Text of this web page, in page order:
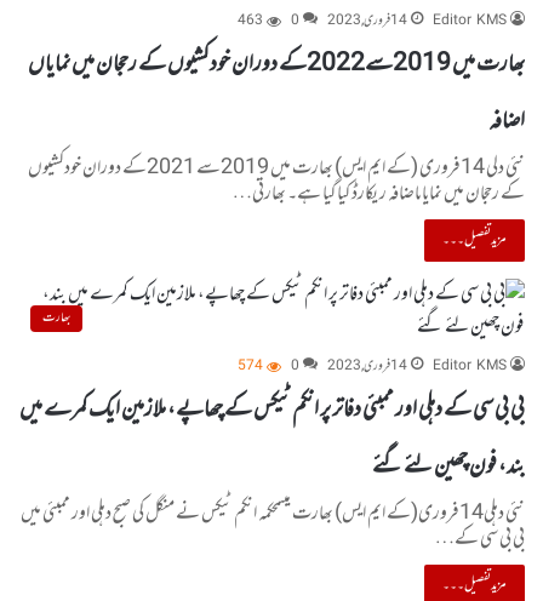
Editor KMS
14 فروری, 2023 0
463
بھارت میں 2019سے2022کے دوران خودکشیوں کے رحجان میں نمایاں
اضافہ
نئی دلی 14فروری (کے ایم ایس) بھارت میں 2019سے 2021کے دوران خودکشیوں
کے رحجان میں نمایاںاضافہ ریکارڈ کیاگیا ہے۔ بھارتی…
مزید تفصیل۔۔۔
بھارت
Editor KMS
14 فروری, 2023 0
574
بی بی سی کے دہلی اور ممبئی دفاتر پر انکم ٹیکس کے چھاپے، ملازمین ایک کمرے میں
بند، فون چھین لئے گئے
نئی دہلی14فروری(کے ایم ایس) بھارت میںمحکمہ انکم ٹیکس نے منگل کی صبح دہلی اور ممبئی میں
بی بی سی کے…
مزید تفصیل۔۔۔